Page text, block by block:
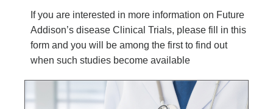
If you are interested in more information on Future
Addison’s disease Clinical Trials, please fill in this
form and you will be among the first to find out
when such studies become available